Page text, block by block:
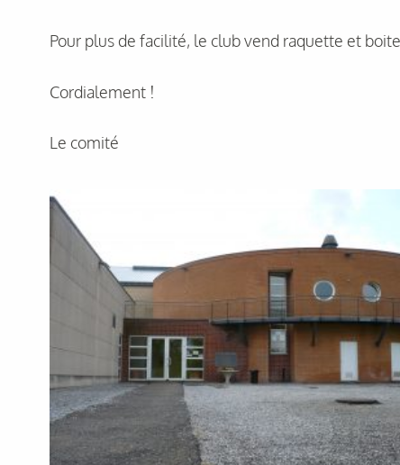
Pour plus de facilité, le club vend raquette et
Cordialement !
Le comité